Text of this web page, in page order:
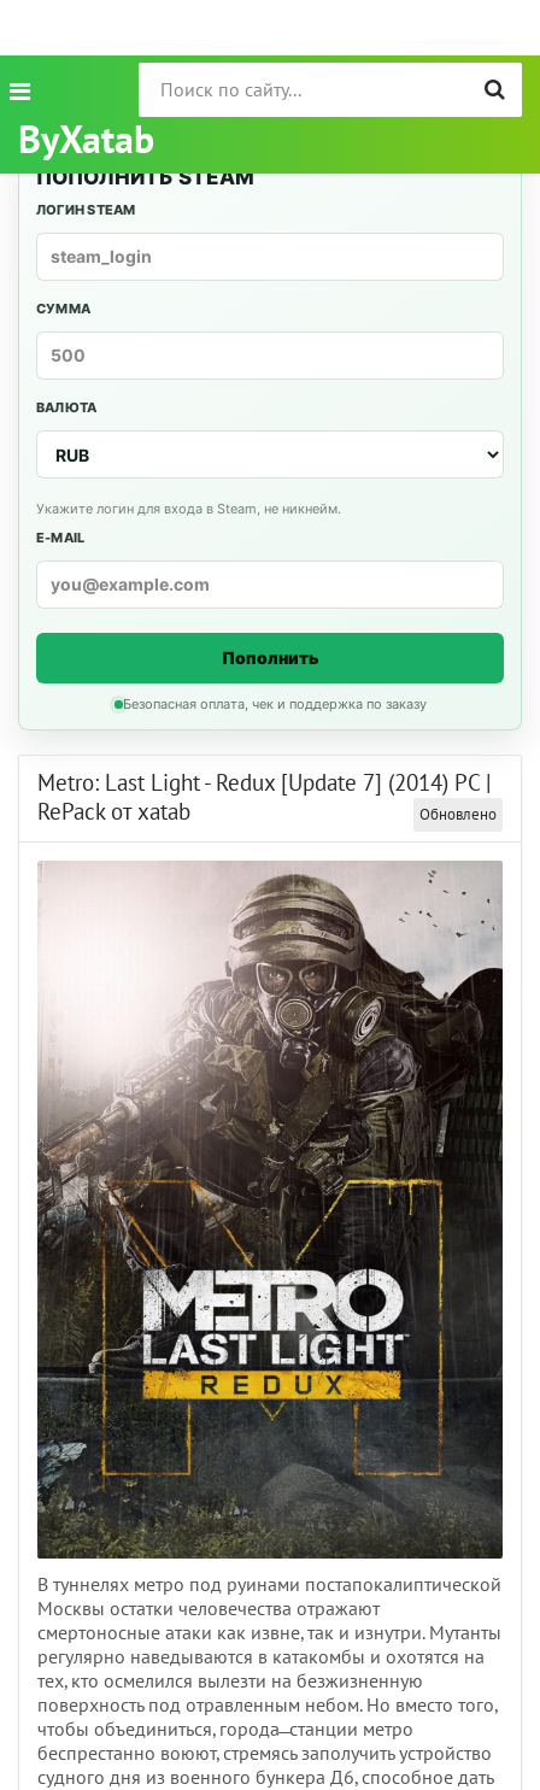
ByXatab
ПОПОЛНИТЬ STEAM
ЛОГИН STEAM
СУММА
ВАЛЮТА
Укажите логин для входа в Steam, не никнейм.
E-MAIL
Пополнить
Безопасная оплата, чек и поддержка по заказу
Metro: Last Light - Redux [Update 7] (2014) PC |
RePack от xatab
Обновлено
В туннелях метро под руинами постапокалиптической
Москвы остатки человечества отражают
смертоносные атаки как извне, так и изнутри. Мутанты
регулярно наведываются в катакомбы и охотятся на
тех, кто осмелился вылезти на безжизненную
поверхность под отравленным небом. Но вместо того,
чтобы объединиться, города ̶̶ станции метро
беспрестанно воюют, стремясь заполучить устройство
судного дня из военного бункера Д6, способное дать